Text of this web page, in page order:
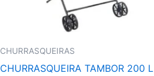
CHURRASQUEIRAS
CHURRASQUEIRA TAMBOR 200 L